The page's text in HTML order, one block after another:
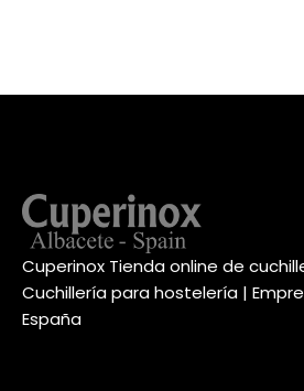
Cuperinox Tienda online de
Cuchillería para hostelería |
España